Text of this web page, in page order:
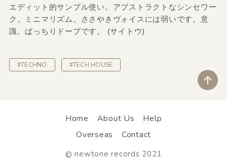
エディット的サンプル使い。アブストラクトなシンセワー
ク。ミニマリズム。ささやきヴォイスには弱いです。意
識。ばっちりドープです。 (サイトウ)
#TECHNO #TECH HOUSE
Home About Us
Help
Overseas
Contact
© newtone records 2021